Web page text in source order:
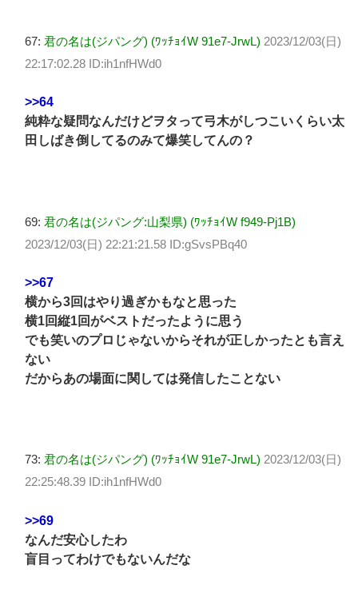
67: 君の名は(ジパング) (ﾜｯﾁｮｲW 91e7-JrwL) 2023/12/03(日)
22:17:02.28 ID:ih1nfHWd0
>>64
純粋な疑問なんだけどヲタって弓木がしつこいくらい太
田しばき倒してるのみて爆笑してんの？
69: 君の名は(ジパング:山梨県) (ﾜｯﾁｮｲW f949-Pj1B)
2023/12/03(日) 22:21:21.58 ID:gSvsPBq40
>>67
横から3回はやり過ぎかもなと思った
横1回縦1回がベストだったように思う
でも笑いのプロじゃないからそれが正しかったとも言え
ない
だからあの場面に関しては発信したことない
73: 君の名は(ジパング) (ﾜｯﾁｮｲW 91e7-JrwL) 2023/12/03(日)
22:25:48.39 ID:ih1nfHWd0
>>69
なんだ安心したわ
盲目ってわけでもないんだな